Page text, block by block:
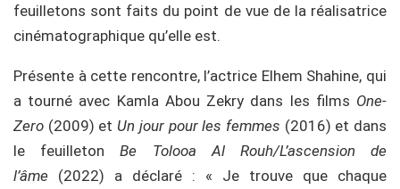
feuilletons sont faits du point de vue de la réalisatrice
cinématographique qu’elle est.
Présente à cette rencontre, l’actrice Elhem Shahine, qui
a tourné avec Kamla Abou Zekry dans les films One-
Zero (2009) et Un jour pour les femmes (2016) et dans
le feuilletonBe Tolooa Al Rouh/L’ascension de
l’âme (2022) a déclaré : « Je trouve que chaque